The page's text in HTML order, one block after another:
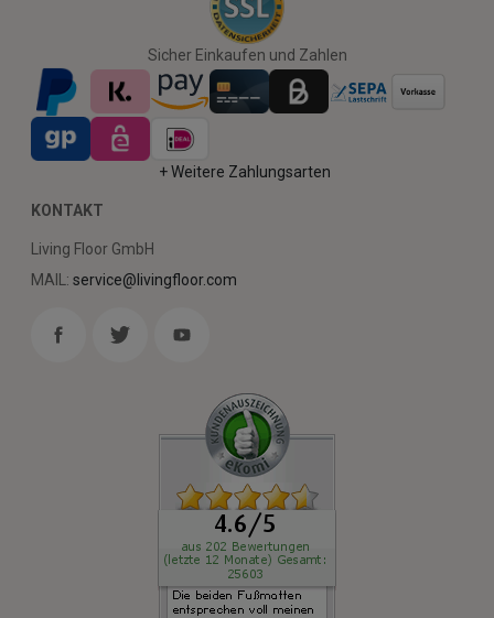
Sicher Einkaufen und Zahlen
+ Weitere Zahlungsarten
KONTAKT
Living Floor GmbH
MAIL: service@livingfloor.com